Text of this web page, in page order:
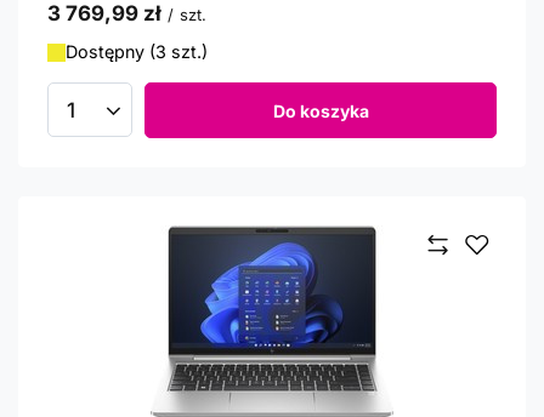
3 769,99 zł / szt.
Dostępny (3 szt.)
Ilość produktów Do koszyka